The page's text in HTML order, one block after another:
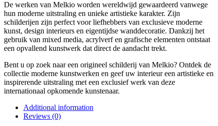
De werken van Melkio worden wereldwijd gewaardeerd vanwege
hun moderne uitstraling en unieke artistieke karakter. Zijn
schilderijen zijn perfect voor liefhebbers van exclusieve moderne
kunst, design interieurs en eigentijdse wanddecoratie. Dankzij het
gebruik van mixed media, acrylverf en grafische elementen ontstaat
een opvallend kunstwerk dat direct de aandacht trekt.
Bent u op zoek naar een origineel schilderij van Melkio? Ontdek de
collectie moderne kunstwerken en geef uw interieur een artistieke en
inspirerende uitstraling met een exclusief werk van deze
internationaal opkomende kunstenaar.
Additional information
Reviews (0)